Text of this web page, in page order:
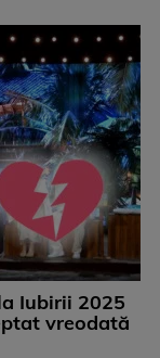
Iubirii 2025
vreodată